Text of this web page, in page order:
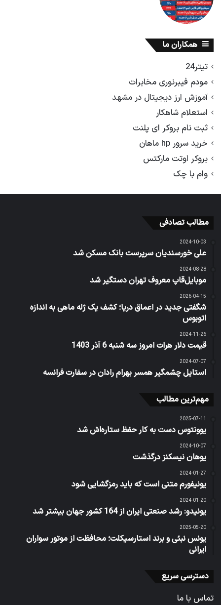
همکاران ما
تیتر24
مودم فیبرنوری مخابرات
آموزش ارز دیجیتال در مشهد
استعلام شاهکار
ثبت نام بروکر ای پلنت
خرید سرور hp ماهان
بروکر اوتت مارکتس
وام با چک
مطالب تصادفی
2024-10-03
علی خورسندیان سرپرست بانک مسکن شد
2024-08-28
موبایل‌قاپ معروف تهران دستگیر شد
2026-04-15
شگفتی جدید در اعماق دریا؛ کشف یک ژله ماهی به اندازه
اتوبوس
2024-11-26
قیمت دلار هرات امروز سه شنبه 6 آذر 1403
2024-07-07
استایل چشمگیر همسر بهرام رادان در سفارت فرانسه
مهم‌ترین مطالب
2025-07-11
یوونتوس دست به کار حفظ ستاره‌اش شد
2024-10-07
یوهان نیسکنز درگذشت
2024-01-27
یونیفورم متنی است که باید رمزگشایی شود
2024-01-20
یونیدو: رشد صنعتی ایران از 164 کشور جهان بیشتر شد
2025-05-20
یونس نبئی و برند استارسیکلت؛ محافظت از موتور سواران
ایرانی
دسترسی سریع
تماس با ما